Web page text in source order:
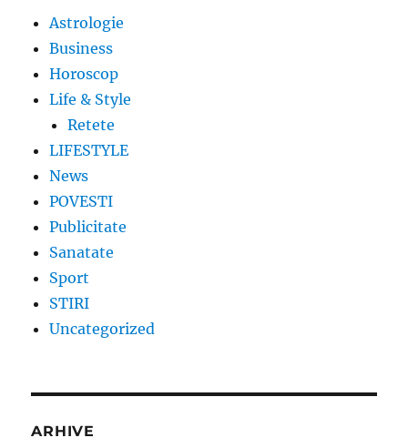
Astrologie
Business
Horoscop
Life & Style
Retete
LIFESTYLE
News
POVESTI
Publicitate
Sanatate
Sport
STIRI
Uncategorized
ARHIVE